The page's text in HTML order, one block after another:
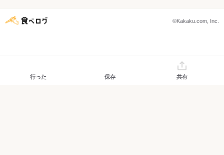
©Kakaku.com, Inc.
行った 保存 共有